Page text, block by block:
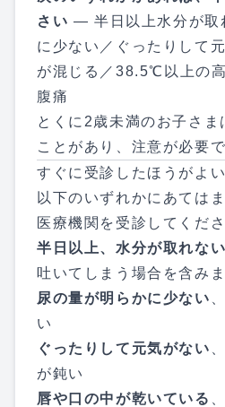
さい — 半日以上水分が取
に少ない／ぐったりして
が混じる／38.5℃以上の
腹痛
とくに2歳未満のお子さま
ことがあり、注意が必要で
すぐに受診したほうがよ
以下のいずれかにあては
医療機関を受診してくださ
半日以上、水分が取れない
吐いてしまう場合を含みま
尿の量が明らかに少ない
い
ぐったりして元気がない
が鈍い
唇や口の中が乾いている